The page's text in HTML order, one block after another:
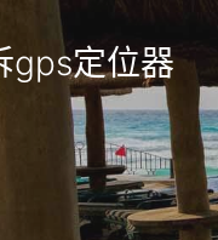
gps定位器